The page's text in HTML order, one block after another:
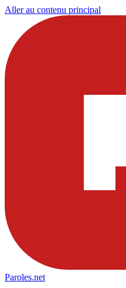
Aller au contenu principal
Paroles.net